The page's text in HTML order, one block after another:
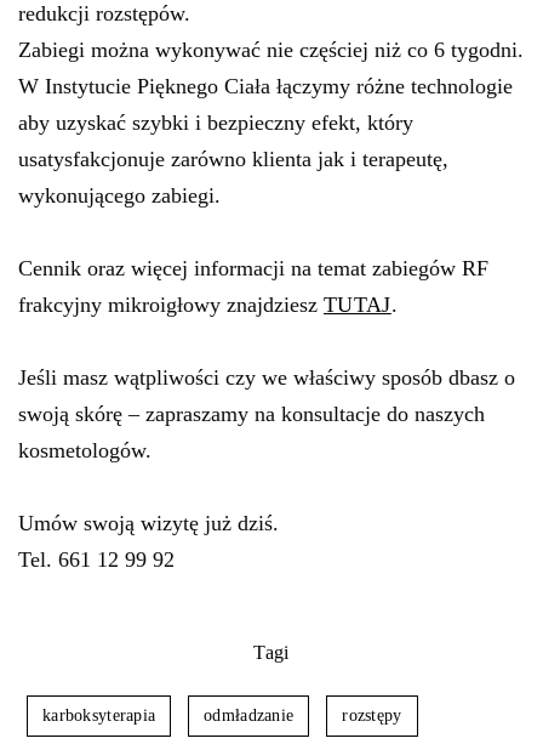
redukcji rozstępów.
Zabiegi można wykonywać nie częściej niż co 6 tygodni.
W Instytucie Pięknego Ciała łączymy różne technologie
aby uzyskać szybki i bezpieczny efekt, który
usatysfakcjonuje zarówno klienta jak i terapeutę,
wykonującego zabiegi.
Cennik oraz więcej informacji na temat zabiegów RF
frakcyjny mikroigłowy znajdziesz TUTAJ.
Jeśli masz wątpliwości czy we właściwy sposób dbasz o
swoją skórę – zapraszamy na konsultacje do naszych
kosmetologów.
Umów swoją wizytę już dziś.
Tel. 661 12 99 92
Tagi
karboksyterapia odmładzanie rozstępy